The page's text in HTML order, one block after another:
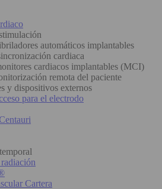
automáticos implantables
cardiaca
cardiacos implantables (MCI)
remota del paciente
y dispositivos externos
para el electrodo
Cartera